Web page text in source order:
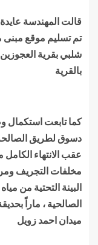
قالت المهندسة
تم تسليم موقع مبنى
شلبي بقرية
بالقرية
كما تابعت
دسوق لطريق
عقب الانتهاء
مخلفات التجريف
البينة التحتية من
الصالحية ، ماراً
ميدان احمد زويل